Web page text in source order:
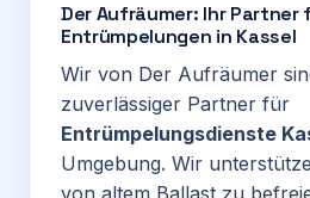
Der Aufräumer: Ihr
Entrümpelungen in Kassel
Wir von Der Aufräumer
zuverlässiger Partner für
Entrümpelungsdienste
Umgebung. Wir
von altem Ballast zu